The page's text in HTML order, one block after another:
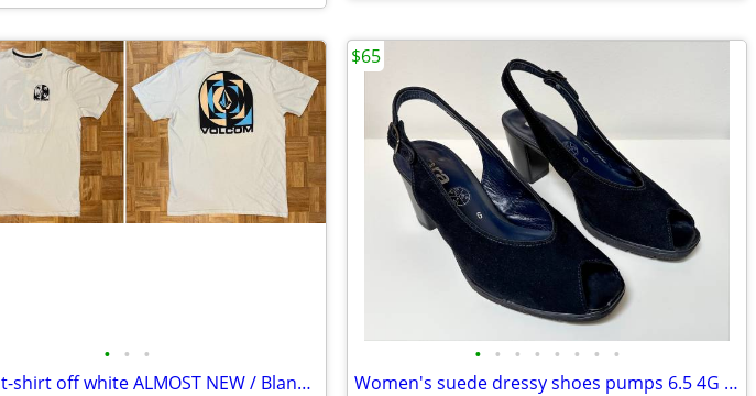
• • •
Volcom t-shirt off white ALMOST NEW / Blanc cassé PRESQUE NEUF
• • • • • • • •
Women's suede dressy shoes pumps 6.5 4G / Escarpins habillés noirs
$65